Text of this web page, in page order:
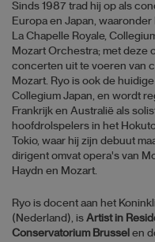
Sinds 1987 trad hij op als
Europa en Japan,
La Chapelle Royale,
Mozart Orchestra; met deze
concerten uit te voeren van
Mozart. Ryo is ook de
Collegium Japan, en wordt
Frankrijk en Australië als
hoofdrolspelers in het
Tokio, waar hij zijn debuut
dirigent omvat opera's van
Haydn en Mozart.
Ryo is docent aan het
(Nederland), is Artist in
Conservatorium Brussel en